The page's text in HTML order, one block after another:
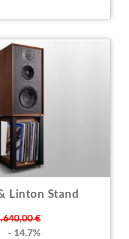
Linton Stand
€
- 14.7%